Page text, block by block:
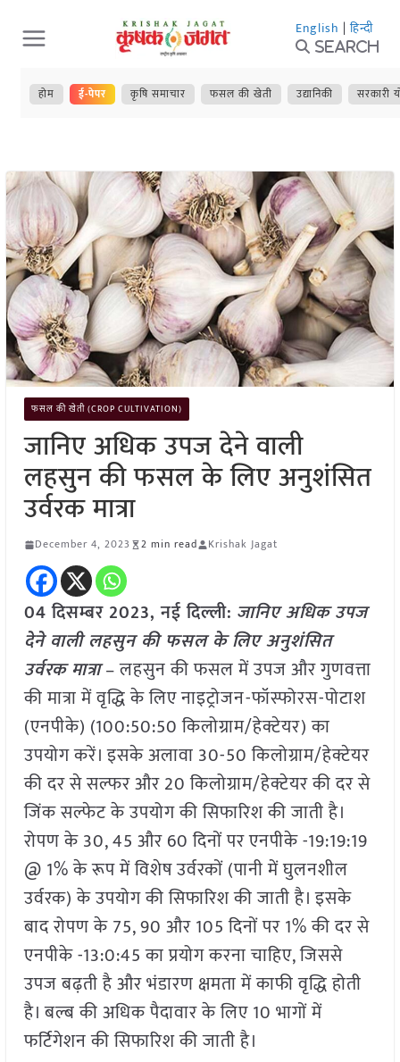
Skip
to
content
English | हिन्दी
Search
होम ई-पेपर कृषि समाचार फसल की खेती उद्यानिकी सरकारी
फसल की खेती (CROP CULTIVATION)
जानिए अधिक उपज देने वाली
लहसुन की फसल के लिए अनुशंसित
उर्वरक मात्रा
December 4, 2023 2 min read Krishak Jagat
04 दिसम्बर 2023, नई दिल्ली: जानिए अधिक उपज
देने वाली लहसुन की फसल के लिए अनुशंसित
उर्वरक मात्रा– लहसुन की फसल में उपज और गुणवत्ता
की मात्रा में वृद्धि के लिए नाइट्रोजन-फॉस्फोरस-पोटाश
(एनपीके) (100:50:50 किलोग्राम/हेक्टेयर) का
उपयोग करें। इसके अलावा 30-50 किलोग्राम/हेक्टेयर
की दर से सल्फर और 20 किलोग्राम/हेक्टेयर की दर से
जिंक सल्फेट के उपयोग की सिफारिश की जाती है।
रोपण के 30, 45 और 60 दिनों पर एनपीके -19:19:19
@ 1% के रूप में विशेष उर्वरकों (पानी में घुलनशील
उर्वरक) के उपयोग की सिफारिश की जाती है। इसके
बाद रोपण के 75, 90 और 105 दिनों पर 1% की दर से
एनपीके -13:0:45 का प्रयोग करना चाहिए, जिससे
उपज बढ़ती है और भंडारण क्षमता में काफी वृद्धि होती
है। बल्ब की अधिक पैदावार के लिए 10 भागों में
फर्टिगेशन की सिफारिश की जाती है।